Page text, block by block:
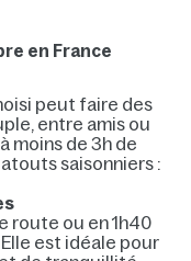
en France
peut faire des
entre amis ou
moins de 3h de
saisonniers :
route ou en 1h40
Elle est idéale pour